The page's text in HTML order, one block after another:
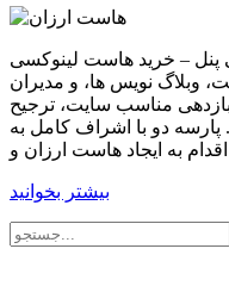
– خرید هاست لینوکسی
وبلاگ نویس ها، و مدیران
مناسب سایت، ترجیح
پارسه دو با اشراف کامل به
بیشتر بخوانید